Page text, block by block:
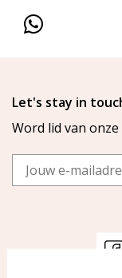
Let's stay in
Word lid van
Email